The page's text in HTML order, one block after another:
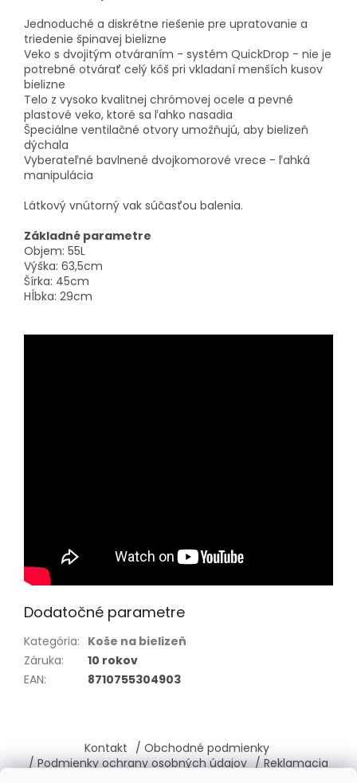
Jednoduché a diskrétne riešenie pre upratovanie a
triedenie špinavej bielizne
Veko s dvojitým otváraním - systém QuickDrop - nie je
potrebné otvárať celý kôš pri vkladaní menších kusov
bielizne
Telo z vysoko kvalitnej chrómovej ocele a pevné
plastové veko, ktoré sa ľahko nasadia
Špeciálne ventilačné otvory umožňujú, aby bielizeň
dýchala
Vyberateľné bavlnené dvojkomorové vrece - ľahká
manipulácia
Látkový vnútorný vak súčasťou balenia.
Základné parametre
Objem: 55L
Výška: 63,5cm
Šírka: 45cm
Hĺbka: 29cm
Dodatočné parametre
Kategória: Koše na bielizeň
Záruka:
10 rokov
EAN: 8710755304903
p
ä
Kontakt / Obchodné podmienky
/ Podmienky ochrany osobných údajov / Reklamacia